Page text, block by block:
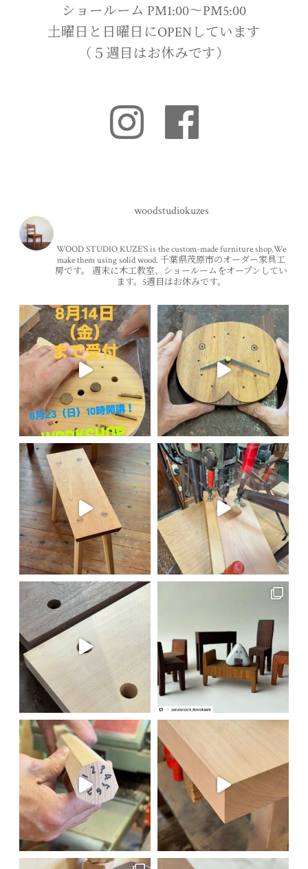
ショールーム PM1:00〜PM5:00
土曜日と日曜日にOPENしています
（５週目はお休みです）
woodstudiokuzes
WOOD STUDIO KUZE'S is the custom-made furniture shop.We
make them using solid wood. 千葉県茂原市のオーダー家具工
房です。
週末に木工教室、ショールームをオープンしてい
ます。5週目はお休みです。